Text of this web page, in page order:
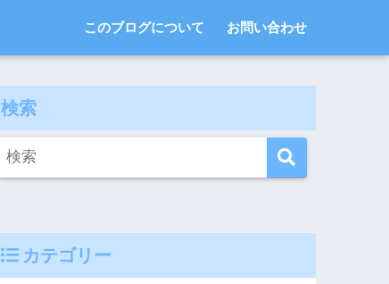
このブログについて お問い合わせ
検索
カテゴリー